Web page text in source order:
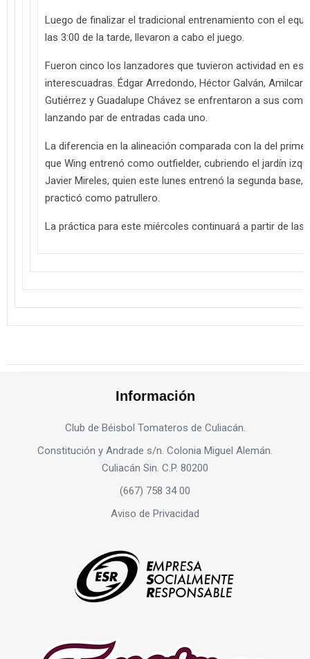
Luego de finalizar el tradicional entrenamiento con el
las 3:00 de la tarde, llevaron a cabo el juego.
Fueron cinco los lanzadores que tuvieron actividad en
interescuadras. Édgar Arredondo, Héctor Galván, Amilcar
Gutiérrez y Guadalupe Chávez se enfrentaron a sus
lanzando par de entradas cada uno.
La diferencia en la alineación comparada con la del
que Wing entrenó como outfielder, cubriendo el jardín
Javier Mireles, quien este lunes entrenó la segunda base,
practicó como patrullero.
La práctica para este miércoles continuará a partir de las
Información
Club de Béisbol Tomateros de Culiacán.
Constitución y Andrade s/n. Colonia Miguel Alemán.
Culiacán Sin. C.P. 80200
(667) 758 34 00
Aviso de Privacidad